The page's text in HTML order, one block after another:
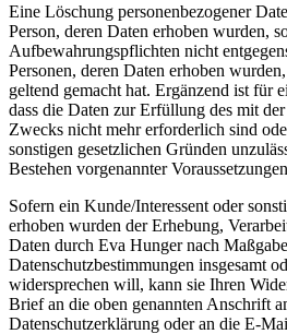
Eine Löschung personenbezogener
Person, deren Daten erhoben wurden,
Aufbewahrungspflichten nicht
Personen, deren Daten erhoben
geltend gemacht hat. Ergänzend ist für
dass die Daten zur Erfüllung des mit
Zwecks nicht mehr erforderlich sind
sonstigen gesetzlichen Gründen
Bestehen vorgenannter
Sofern ein Kunde/Interessent oder
erhoben wurden der Erhebung,
Daten durch Eva Hunger nach
Datenschutzbestimmungen insgesamt
widersprechen will, kann sie Ihren
Brief an die oben genannten Anschrift
Datenschutzerklärung oder an die E-